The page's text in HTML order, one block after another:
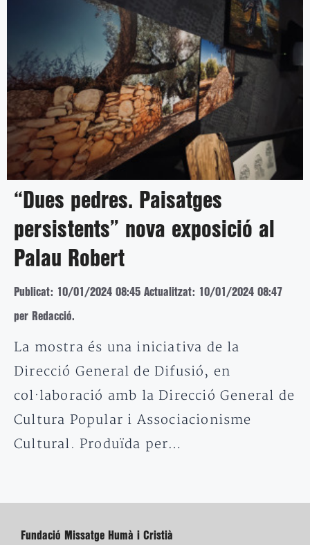
“Dues pedres. Paisatges
persistents” nova exposició al
Palau Robert
Publicat: 10/01/2024 08:45 Actualitzat: 10/01/2024 08:47
per Redacció.
La mostra és una iniciativa de la
Direcció General de Difusió, en
col·laboració amb la Direcció General de
Cultura Popular i Associacionisme
Cultural. Produïda per…
Fundació Missatge Humà i Cristià